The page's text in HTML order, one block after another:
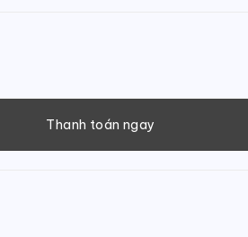
Thanh toán ngay